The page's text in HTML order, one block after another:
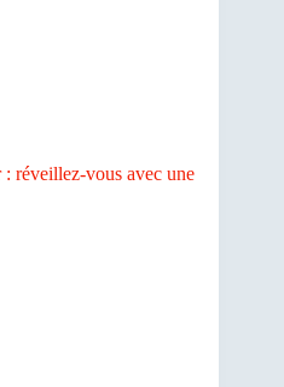
réveillez-vous avec une